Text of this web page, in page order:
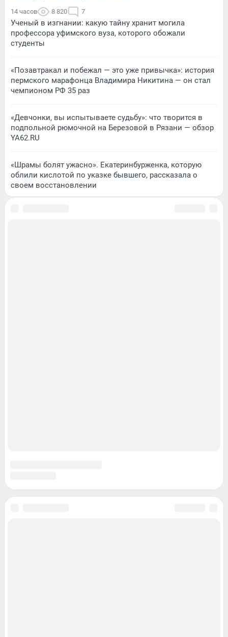
14 часов 8 820 7
Ученый в изгнании: какую тайну хранит могила
профессора уфимского вуза, которого обожали
студенты
«Позавтракал и побежал — это уже привычка»: история
пермского марафонца Владимира Никитина — он стал
чемпионом РФ 35 раз
«Девчонки, вы испытываете судьбу»: что творится в
подпольной рюмочной на Березовой в Рязани — обзор
YA62.RU
«Шрамы болят ужасно». Екатеринбурженка, которую
облили кислотой по указке бывшего, рассказала о
своем восстановлении